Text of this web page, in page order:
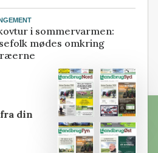
i sommervarmen:
mødes omkring
din